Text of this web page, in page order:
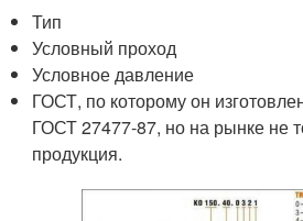
Тип
Условный проход
Условное давление
ГОСТ, по которому он
ГОСТ 27477-87, но на рынке не
продукция.